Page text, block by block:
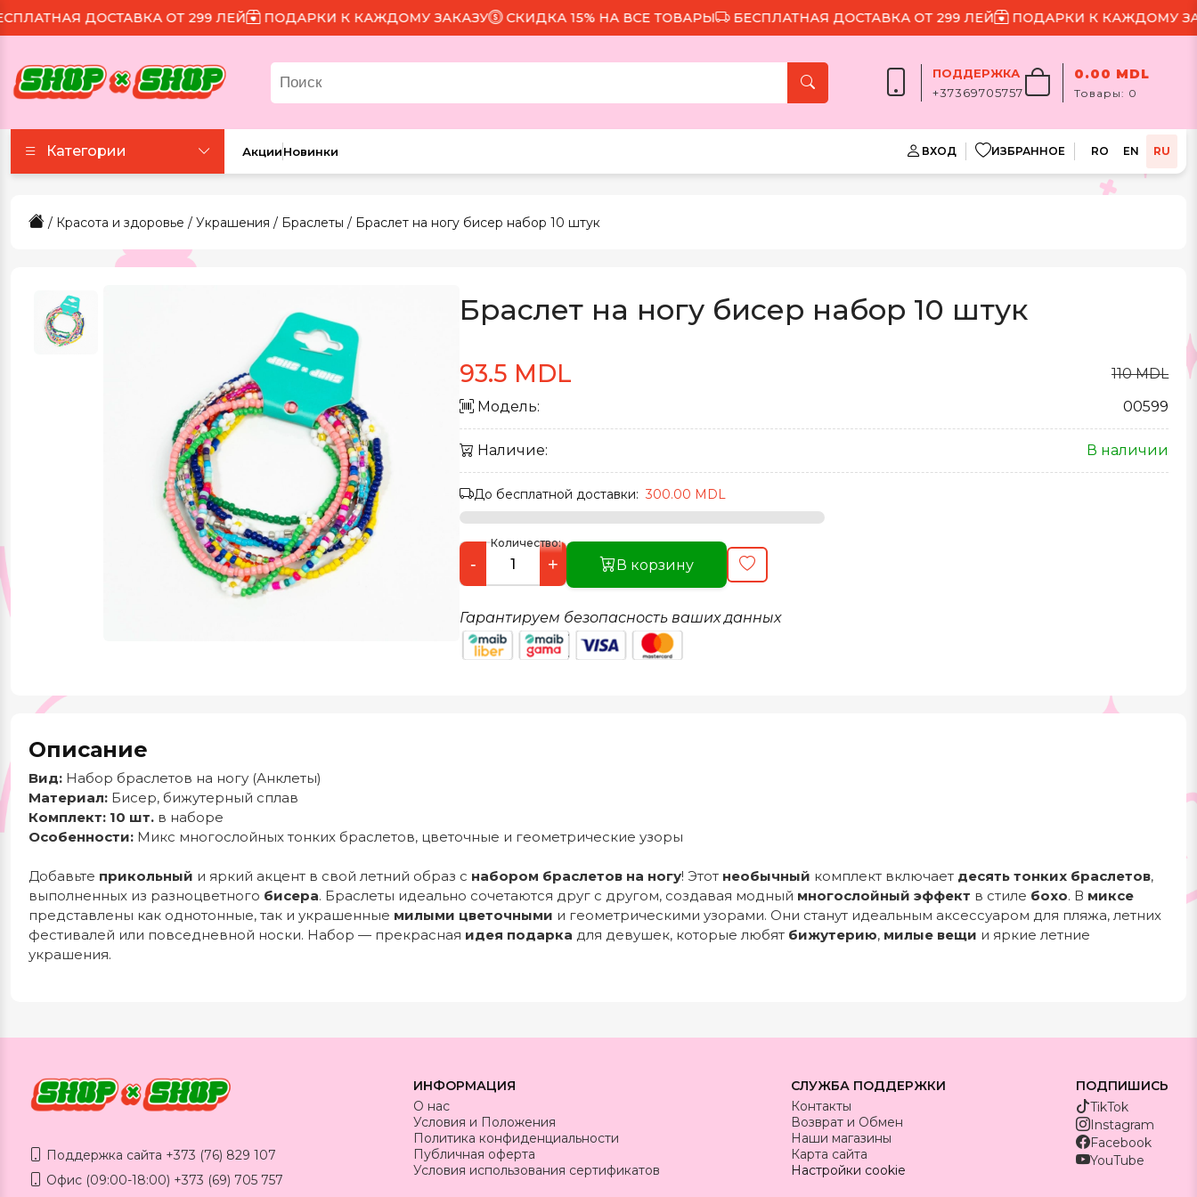
ДОСТАВКА ОТ 299 ЛЕЙ ПОДАРКИ К КАЖДОМУ ЗАКАЗУ СКИДКА 15% НА ВСЕ ТОВАРЫ БЕСПЛАТНАЯ ДОСТАВКА ОТ 299 ЛЕЙ ПОДАРКИ К КАЖДОМУ
ПОДДЕРЖКА
+37369705757
0.00 MDL
Товары: 0
Категории
Все для праздника
Для еды и напитков
Игрушки и игры
АкцииНовинки ВХОД ИЗБРАННОЕ RO EN RU
/ Красота и здоровье / Украшения / Браслеты / Браслет на ногу бисер набор 10 штук
Браслет на ногу бисер набор 10 штук
93.5 MDL
110 MDL
Модель:
00599
Наличие: В наличии
До бесплатной доставки:300.00 MDL
Количество:
- + В корзину
Гарантируем безопасность ваших данных
Описание
Вид: Набор браслетов на ногу (Анклеты)
Материал: Бисер, бижутерный сплав
Комплект: 10 шт. в наборе
Особенности: Микс многослойных тонких браслетов, цветочные и геометрические узоры
Добавьте прикольный и яркий акцент в свой летний образ с набором браслетов на ногу! Этот необычный комплект включает десять тонких браслетов,
выполненных из разноцветного бисера. Браслеты идеально сочетаются друг с другом, создавая модный многослойный эффект в стиле бохо. В миксе
представлены как однотонные, так и украшенные милыми цветочными и геометрическими узорами. Они станут идеальным аксессуаром для пляжа, летних
фестивалей или повседневной носки. Набор — прекрасная идея подарка для девушек, которые любят бижутерию, милые вещи и яркие летние
украшения.
Поддержка сайта +373 (76) 829 107
Офис (09:00-18:00) +373 (69) 705 757
ИНФОРМАЦИЯ
О нас
Условия и Положения
Политика конфиденциальности
Публичная оферта
Условия использования сертификатов
СЛУЖБА ПОДДЕРЖКИ
Контакты
Возврат и Обмен
Наши магазины
Карта сайта
Настройки cookie
ПОДПИШИСЬ
TikTok
Instagram
Facebook
YouTube